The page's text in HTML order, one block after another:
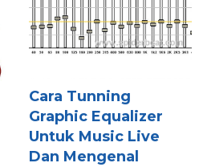
Cara Tunning
Graphic Equalizer
Untuk Music Live
Dan Mengenal